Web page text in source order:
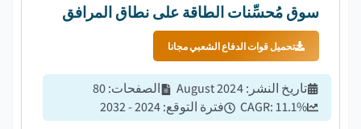
سوق مُحسِّنات الطاقة على نطاق المرافق
تحميل قوات الدفاع الشعبي مجانا
تاريخ النشر :
August 2024 الصفحات:
80
CAGR:11.1% فترة التوقع:
2024 - 2032